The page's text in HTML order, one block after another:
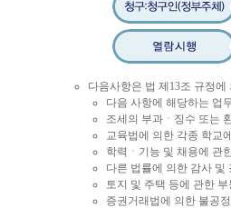
다음사항은 법 제13조 규정
다음 사항에 해당하는 업
조세의 부과ㆍ징수 또는
교육법에 의한 각종 학교
학력ㆍ기능 및 채용에 관
다른 법률에 의한 감사 및
토지 및 주택 등에 관한
증권거래법에 의한 불공